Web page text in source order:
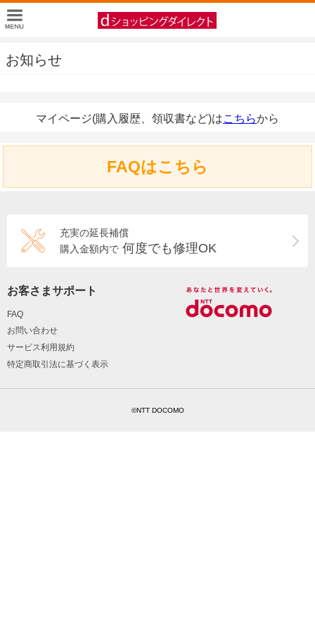
お知らせ
マイページ(購入履歴、領収書など)はこちらから
FAQはこちら
充実の延長補償
購入金額内で 何度でも修理OK
お客さまサポート
FAQ
お問い合わせ
サービス利用規約
特定商取引法に基づく表示
©NTT DOCOMO